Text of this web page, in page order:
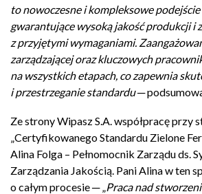
to nowoczesne i kompleksowe
gwarantujące wysoką jakość produkcji i
z przyjętymi wymaganiami.
zarządzającej oraz kluczowych
na wszystkich etapach, co zapewnia
i przestrzeganie standardu─
Ze strony Wipasz S.A. współpracę przy
„Certyfikowanego Standardu Zielone
Alina Folga – Pełnomocnik Zarządu ds.
Zarządzania Jakością. Pani Alina w ten
o całym procesie ─ „ Praca nad